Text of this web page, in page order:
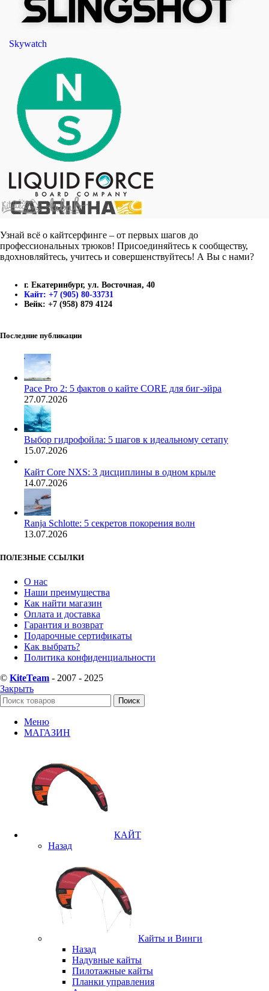
Skywatch
Узнай всё о кайтсерфинге – от первых шагов до
профессиональных трюков! Присоединяйтесь к сообществу,
вдохновляйтесь, учитесь и совершенствуйтесь! А Вы с нами?
г. Екатеринбург, ул. Восточная, 40
Кайт: +7 (905) 80-33731
Вейк: +7 (958) 879 4124
Последние публикации
Pace Pro 2: 5 фактов о кайте CORE для биг-эйра
27.07.2026
Выбор гидрофойла: 5 шагов к идеальному сетапу
15.07.2026
Кайт Core NXS: 3 дисциплины в одном крыле
14.07.2026
Ranja Schlotte: 5 секретов покорения волн
13.07.2026
ПОЛЕЗНЫЕ ССЫЛКИ
О нас
Наши преимущества
Как найти магазин
Оплата и доставка
Гарантия и возврат
Подарочные сертификаты
Как выбрать?
Политика конфиденциальности
© KiteTeam - 2007 - 2025
Закрыть
Поиск
Меню
МАГАЗИН
КАЙТ
Назад
Кайты и Винги
Назад
Надувные кайты
Пилотажные кайты
Планки управления